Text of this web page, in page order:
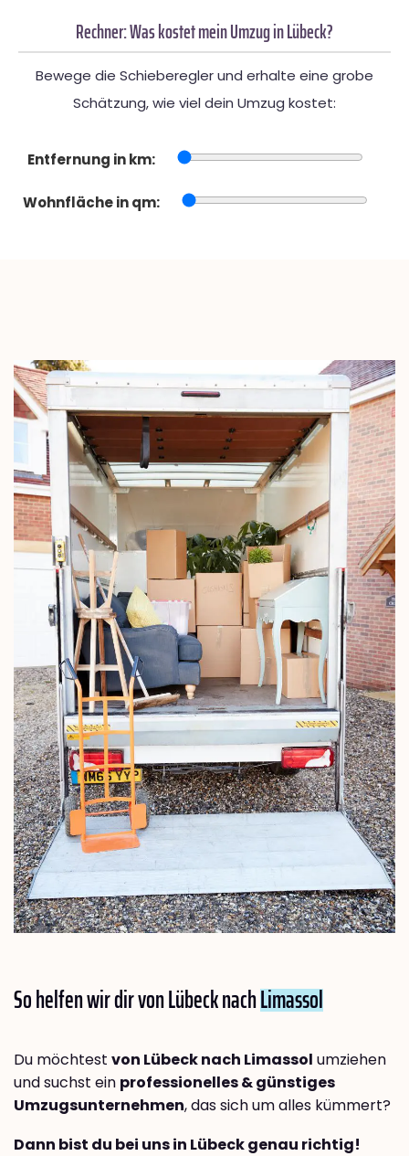
Rechner: Was kostet mein Umzug in Lübeck?
Bewege die Schieberegler und erhalte eine grobe
Schätzung, wie viel dein Umzug kostet:
Entfernung in km:
Wohnfläche in qm:
So helfen wir dir von Lübeck nachLimassol
Du möchtest von Lübeck nach Limassol umziehen
und suchst ein professionelles & günstiges
Umzugsunternehmen, das sich um alles kümmert?
Dann bist du bei uns in Lübeck genau richtig!